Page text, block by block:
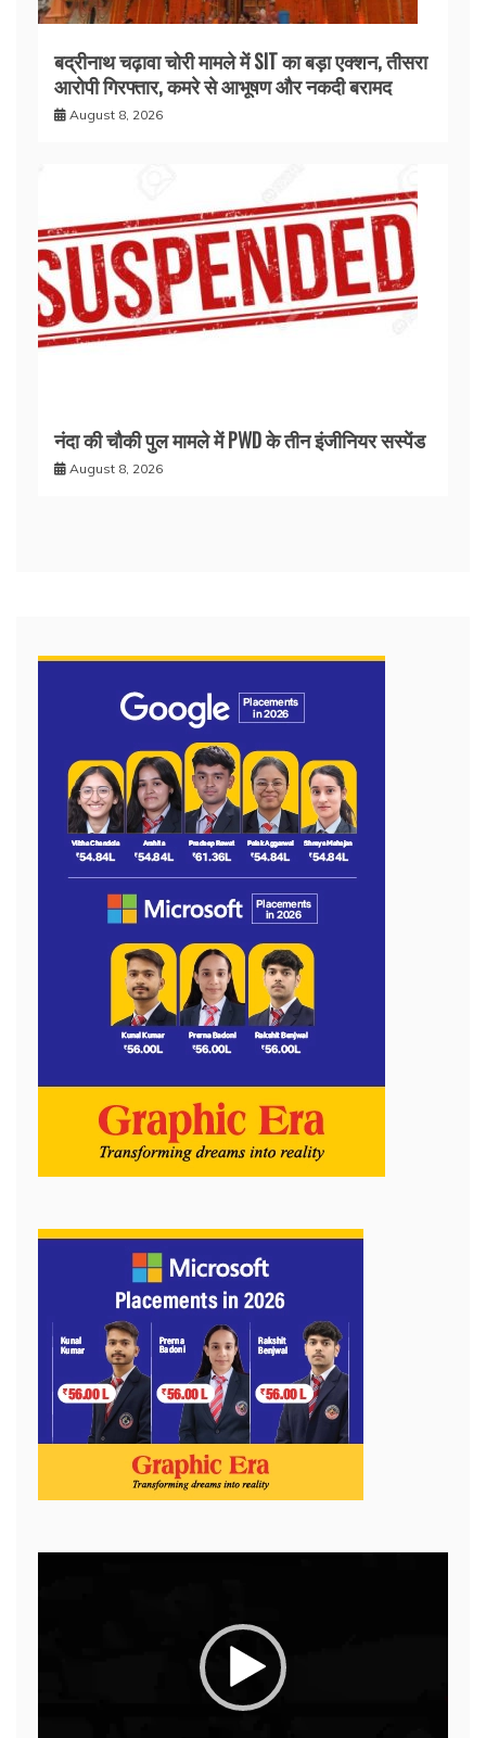
बद्रीनाथ चढ़ावा चोरी मामले में SIT का बड़ा एक्शन, तीसरा
आरोपी गिरफ्तार, कमरे से आभूषण और नकदी बरामद
August 8, 2026
नंदा की चौकी पुल मामले में PWD के तीन इंजीनियर सस्पेंड
August 8, 2026